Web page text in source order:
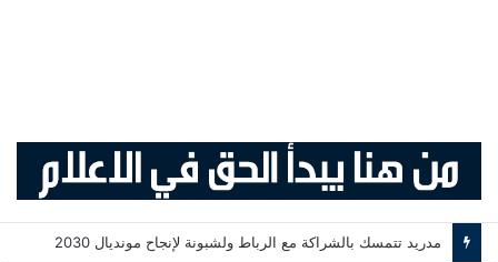
مدريد تتمسك بالشراكة مع الرباط ولشبونة لإنجاح مونديال 2030